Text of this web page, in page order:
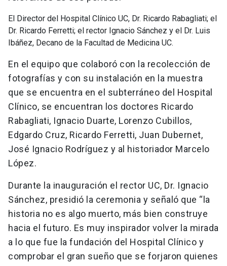
El Director del Hospital Clínico UC, Dr. Ricardo Rabagliati; el
Dr. Ricardo Ferretti; el rector Ignacio Sánchez y el Dr. Luis
Ibáñez, Decano de la Facultad de Medicina UC.
En el equipo que colaboró con la recolección de
fotografías y con su instalación en la muestra
que se encuentra en el subterráneo del Hospital
Clínico, se encuentran los doctores Ricardo
Rabagliati, Ignacio Duarte, Lorenzo Cubillos,
Edgardo Cruz, Ricardo Ferretti, Juan Dubernet,
José Ignacio Rodríguez y al historiador Marcelo
López.
Durante la inauguración el rector UC, Dr. Ignacio
Sánchez, presidió la ceremonia y señaló que “la
historia no es algo muerto, más bien construye
hacia el futuro. Es muy inspirador volver la mirada
a lo que fue la fundación del Hospital Clínico y
comprobar el gran sueño que se forjaron quienes